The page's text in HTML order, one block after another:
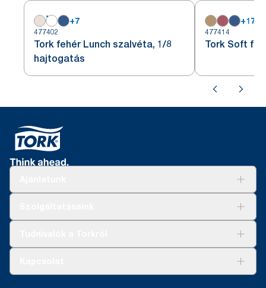
+7
477402
Tork fehér Lunch szalvéta, 1/8
hajtogatás
+17
477414
Tork Soft